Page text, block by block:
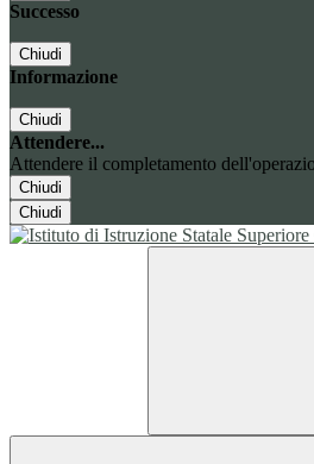
Successo
Chiudi
Informazione
Chiudi
Attendere...
Attendere il completamento
Chiudi
Chiudi